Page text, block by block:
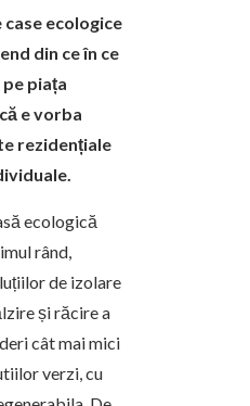
ecologice
din ce în ce
piața
e vorba
rezidențiale
ecologică
rând,
de izolare
și răcire a
cât mai mici
verzi, cu